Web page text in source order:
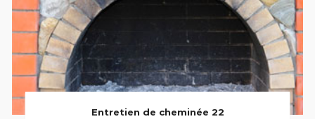
Entretien de cheminée 22